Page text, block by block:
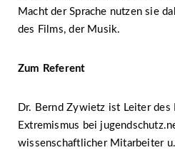
Macht der Sprache nutzen sie
des Films, der Musik.
Zum Referent
Dr. Bernd Zywietz ist Leiter
Extremismus bei
wissenschaftlicher Mitarbeiter